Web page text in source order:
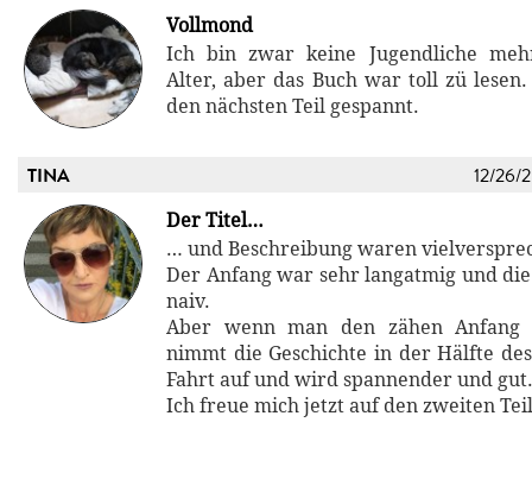
Vollmond
Ich bin zwar keine Jugendliche
Alter, aber das Buch war toll zü
den nächsten Teil gespannt.
TINA 12/26/
Der Titel…
… und Beschreibung waren
Der Anfang war sehr langatmig und
naiv.
Aber wenn man den zähen
nimmt die Geschichte in der Hälfte
Fahrt auf und wird spannender und gut.
Ich freue mich jetzt auf den zweiten